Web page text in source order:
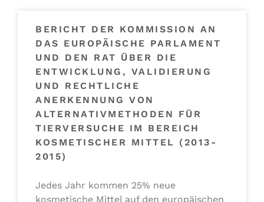
BERICHT DER KOMMISSION AN
DAS EUROPÄISCHE PARLAMENT
UND DEN RAT ÜBER DIE
ENTWICKLUNG, VALIDIERUNG
UND RECHTLICHE
ANERKENNUNG VON
ALTERNATIVMETHODEN FÜR
TIERVERSUCHE IM BEREICH
KOSMETISCHER MITTEL (2013-
2015)
Jedes Jahr kommen 25% neue
kosmetische Mittel auf den europäischen